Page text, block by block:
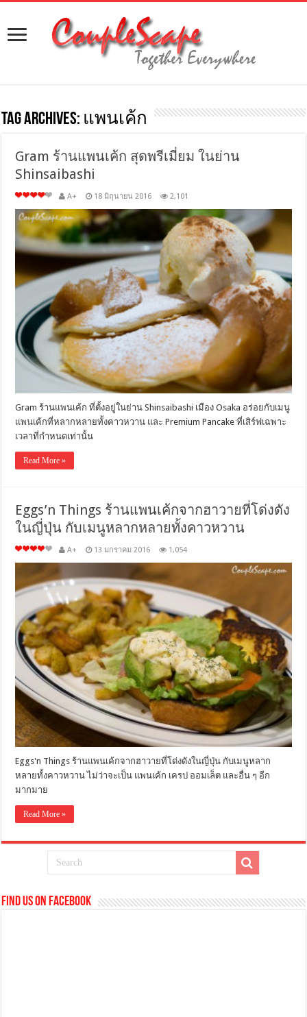
Tag Archives: แพนเค้ก
Gram ร้านแพนเค้ก สุดพรีเมี่ยม ในย่าน
Shinsaibashi
A+ 18 มิถุนายน 2016 2,101
Gram ร้านแพนเค้ก ที่ตั้งอยู่ในย่าน Shinsaibashi เมือง Osaka อร่อยกับเมนู
แพนเค้กที่หลากหลายทั้งคาวหวาน และ Premium Pancake ที่เสิร์ฟเฉพาะ
เวลาที่กำหนดเท่านั้น
Read More »
Eggs’n Things ร้านแพนเค้กจากฮาวายที่โด่งดัง
ในญี่ปุ่น กับเมนูหลากหลายทั้งคาวหวาน
A+ 13 มกราคม 2016 1,054
Eggs'n Things ร้านแพนเค้กจากฮาวายที่โด่งดังในญี่ปุ่น กับเมนูหลาก
หลายทั้งคาวหวาน ไม่ว่าจะเป็น แพนเค้ก เครป ออมเล็ต และอื่น ๆ อีก
มากมาย
Read More »
Find us on Facebook